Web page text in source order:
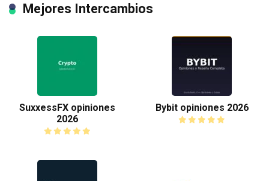
Mejores Intercambios
SuxxessFX opiniones
2026
Bybit opiniones 2026